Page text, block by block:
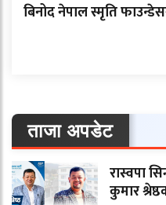
बिनोद नेपाल स्मृति
ताजा अपडेट
रास्वपा
कुमार